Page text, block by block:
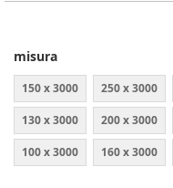
misura
150 x 3000 250 x 3000
130 x 3000 200 x 3000
100 x 3000 160 x 3000